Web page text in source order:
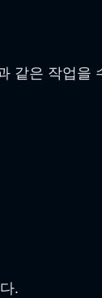
같은 작업을
.